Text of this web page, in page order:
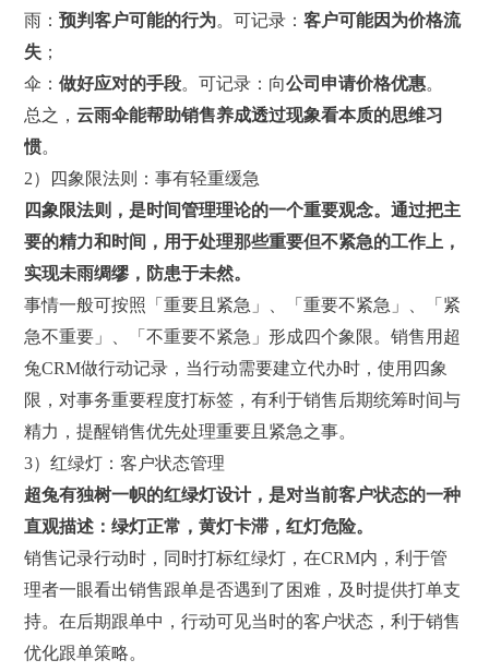
雨：预判客户可能的行为。可记录：客户可能因为价格流
失 ；
伞：做好应对的手段。可记录：向公司申请价格优惠。
总之，云雨伞能帮助销售养成透过现象看本质的思维习
惯。
2）四象限法则：事有轻重缓急
四象限法则，是时间管理理论的一个重要观念。通过把主
要的精力和时间， 用于处理那些重要但不紧急的工作上，
实现未雨绸缪，防患于未然。
事情一般可按照「重要且紧急」、「重要不紧急」、「紧
急不重要」、「不重要不紧急」形成四个象限。销售用超
兔CRM做行动记录，当行动需要建立代办时，使用四象
限，对事务重要程度打标签，有利于销售后期统筹时间与
精力，提醒销售优先处理重要且紧急之事。
3）红绿灯：客户状态管理
超兔有独树一帜的红绿灯设计，是对当前客户状态的一种
直观描述 ：绿灯正常，黄灯卡滞，红灯危险。
销售记录行动时，同时打标红绿灯，在CRM内，利于管
理者一眼看出销售跟单是否遇到了困难，及时提供打单支
持。在后期跟单中，行动可见当时的客户状态，利于销售
优化跟单策略。